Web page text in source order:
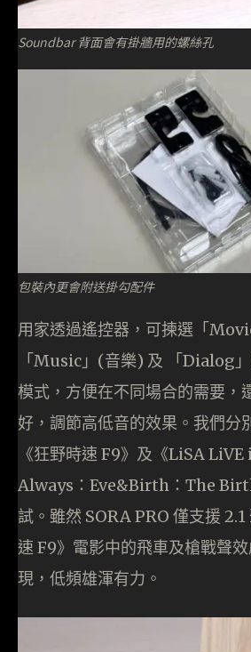
Soundbar 背面會有掛牆用的螺絲孔
包裝內更會附送掛勾配件
用家透過遙控器，可揀選「
「Music」(音樂) 及 「Dialog
模式，方便在不同場合的需要，
好，調節高低音的效果。我們
《狂野時速 F9》及《LiSA
Always：Eve&Birth：The
試。雖然 SORA PRO 僅支援
速 F9》電影中的飛車及槍戰聲
現，低頻雄渾有力。